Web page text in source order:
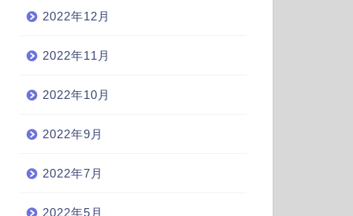
2022年12月
2022年11月
2022年10月
2022年9月
2022年7月
2022年5月